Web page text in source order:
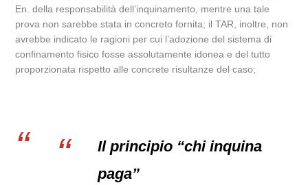
En. della responsabilità dell’inquinamento, mentre una tale
prova non sarebbe stata in concreto fornita; il TAR, inoltre, non
avrebbe indicato le ragioni per cui l’adozione del sistema di
confinamento fisico fosse assolutamente idonea e del tutto
proporzionata rispetto alle concrete risultanze del caso;
Il principio “chi inquina
paga”